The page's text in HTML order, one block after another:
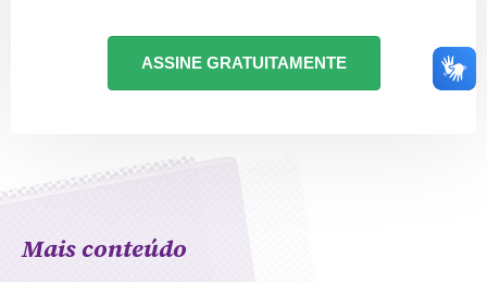
ASSINE GRATUITAMENTE
Mais conteúdo